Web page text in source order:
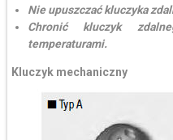
Nie upuszczać kluczyka
Chronić kluczyk
temperaturami.
Kluczyk mechaniczny